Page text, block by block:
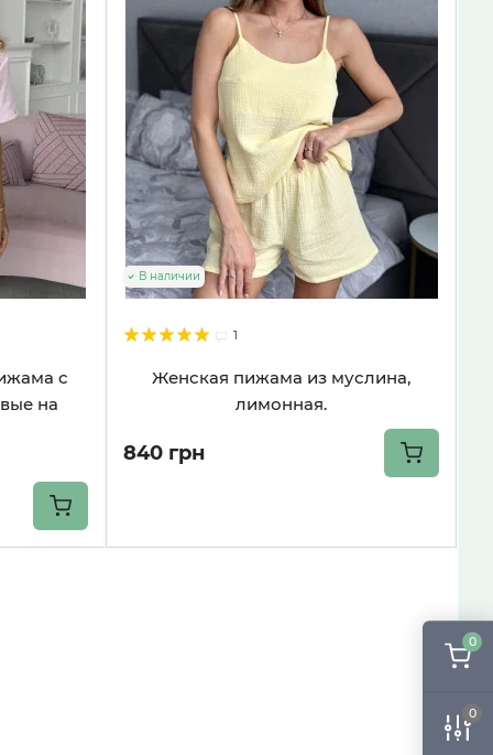
0
0
с
на
1
Женская пижама из муслина,
лимонная.
В наличии
840 грн